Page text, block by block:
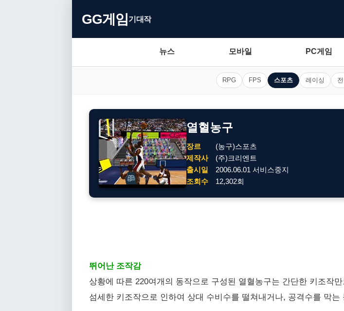
GG게임기대작
뉴스 모바일 PC게임
RPG FPS 스포츠 레이싱
열혈농구
장르
(농구)스포츠
제작사
(주)크리엔트
출시일
2006.06.01 서비스중지
조회수
12,302회
뛰어난 조작감
상황에 따른 220여개의 동작으로 구성된 열혈농구는 간단한 키조작
섬세한 키조작으로 인하여 상대 수비수를 떨쳐내거나, 공격수를 막